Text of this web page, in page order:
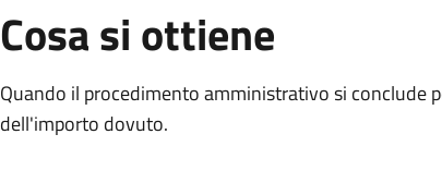
Cosa si ottiene
Quando il procedimento amministrativo si conclude
dell'importo dovuto.